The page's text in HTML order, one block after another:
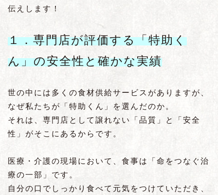
伝えします！
１．専門店が評価する「特助く
ん」の安全性と確かな実績
世の中には多くの食材供給サービスがありますが、
なぜ私たちが「特助くん」を選んだのか。
それは、専門店として譲れない「品質」と「安全
性」がそこにあるからです。
医療・介護の現場において、食事は「命をつなぐ治
療の一部」です。
自分の口でしっかり食べて元気をつけていただき、